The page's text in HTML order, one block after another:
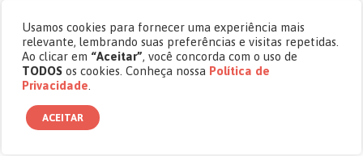
Usamos cookies para fornecer uma experiência mais
relevante, lembrando suas preferências e visitas repetidas.
Ao clicar em “Aceitar”, você concorda com o uso de
TODOS os cookies. Conheça nossa Política de
Privacidade
ACEITAR